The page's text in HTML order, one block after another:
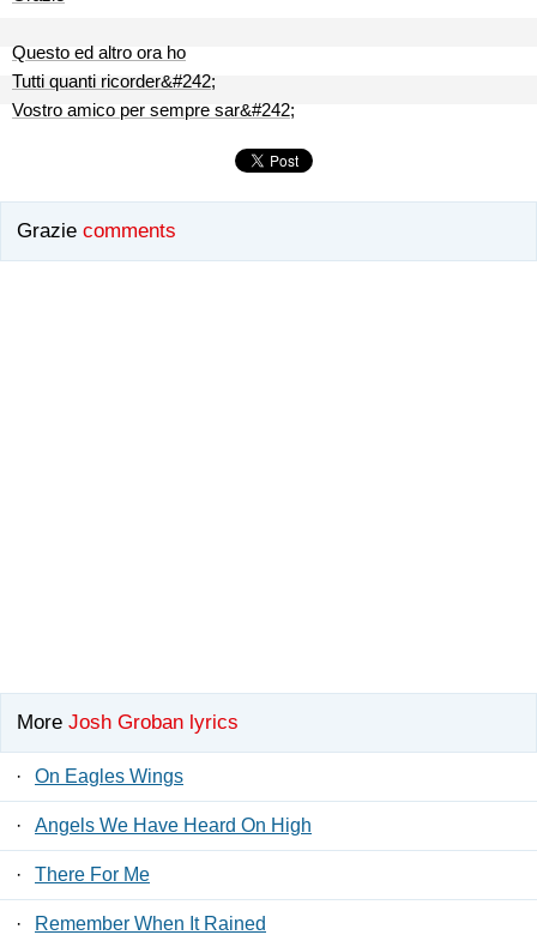
Questo ed altro ora ho
Tutti quanti ricorder&#242;
Vostro amico per sempre sar&#242;
Grazie comments
More Josh Groban lyrics
· On Eagles Wings
· Angels We Have Heard On High
· There For Me
· Remember When It Rained